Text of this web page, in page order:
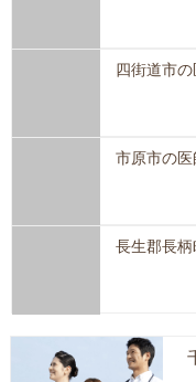
四街道市の
市原市の医
長生郡長柄